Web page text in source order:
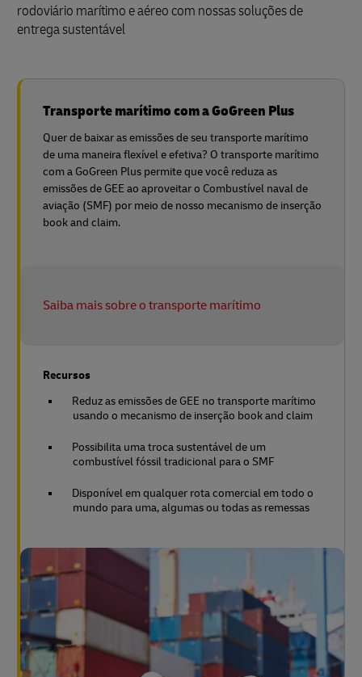
rodoviário marítimo e aéreo com nossas soluções de
entrega sustentável
Transporte marítimo com a GoGreen Plus
Quer de baixar as emissões de seu transporte marítimo
de uma maneira flexível e efetiva? O transporte marítimo
com a GoGreen Plus permite que você reduza as
emissões de GEE ao aproveitar o Combustível naval de
aviação (SMF) por meio de nosso mecanismo de inserção
book and claim.
Saiba mais sobre o transporte marítimo
Recursos
Reduz as emissões de GEE no transporte marítimo
usando o mecanismo de inserção book and claim
Possibilita uma troca sustentável de um
combustível fóssil tradicional para o SMF
Disponível em qualquer rota comercial em todo o
mundo para uma, algumas ou todas as remessas